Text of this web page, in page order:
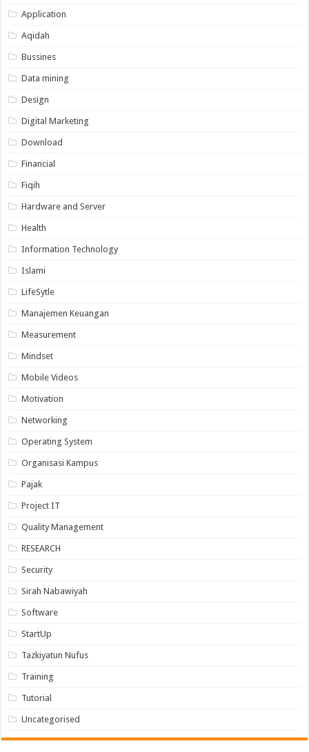
Application
Aqidah
Bussines
Data mining
Design
Digital Marketing
Download
Financial
Fiqih
Hardware and Server
Health
Information Technology
Islami
LifeSytle
Manajemen Keuangan
Measurement
Mindset
Mobile Videos
Motivation
Networking
Operating System
Organisasi Kampus
Pajak
Project IT
Quality Management
RESEARCH
Security
Sirah Nabawiyah
Software
StartUp
Tazkiyatun Nufus
Training
Tutorial
Uncategorised